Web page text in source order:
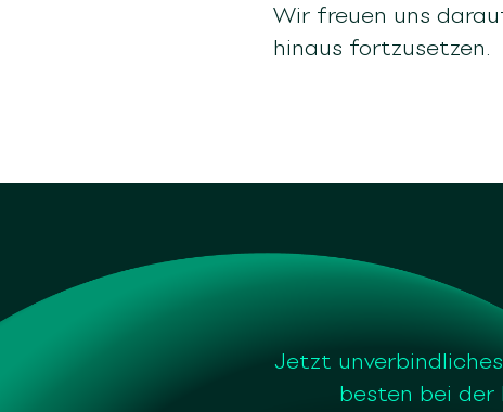
Wir freuen uns
hinaus fortzusetzen.
Jetzt
besten bei der